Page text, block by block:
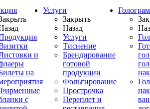
и
на
с
Услуги
Закрыть
Назад
Услуги
Тиснение
Брендирование
готовой
продукции
Фольгирование
Прострочка
Переплет и